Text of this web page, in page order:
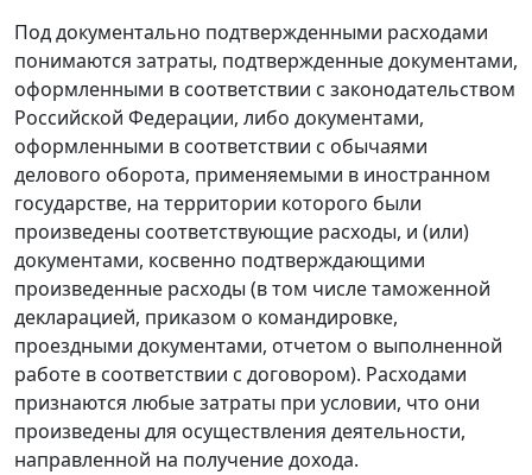
Под документально подтвержденными расходами
понимаются затраты, подтвержденные документами,
оформленными в соответствии с законодательством
Российской Федерации, либо документами,
оформленными в соответствии с обычаями
делового оборота, применяемыми в иностранном
государстве, на территории которого были
произведены соответствующие расходы, и (или)
документами, косвенно подтверждающими
произведенные расходы (в том числе таможенной
декларацией, приказом о командировке,
проездными документами, отчетом о выполненной
работе в соответствии с договором). Расходами
признаются любые затраты при условии, что они
произведены для осуществления деятельности,
направленной на получение дохода.